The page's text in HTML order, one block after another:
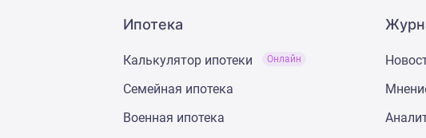
Ипотека
Калькулятор ипотеки Онлайн
Семейная ипотека
Военная ипотека